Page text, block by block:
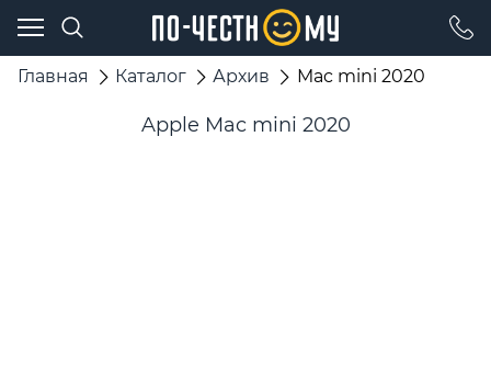
Главная Каталог Архив Mac mini 2020
Apple Mac mini 2020